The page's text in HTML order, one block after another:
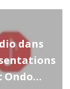
dans
Ondo…